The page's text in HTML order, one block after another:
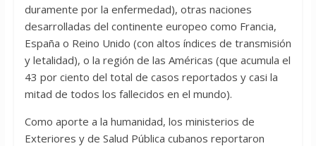
duramente por la enfermedad), otras naciones
desarrolladas del continente europeo como Francia,
España o Reino Unido (con altos índices de transmisión
y letalidad), o la región de las Américas (que acumula el
43 por ciento del total de casos reportados y casi la
mitad de todos los fallecidos en el mundo).
Como aporte a la humanidad, los ministerios de
Exteriores y de Salud Pública cubanos reportaron